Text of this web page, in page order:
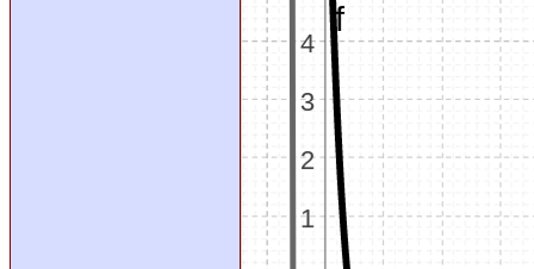
prime